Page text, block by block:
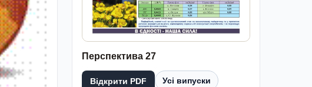
Перспектива 27
Відкрити PDF Усі випуски